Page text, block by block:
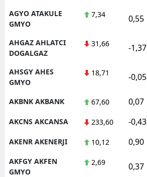
AGYO ATAKULE
GMYO
7,34 0,55
AHGAZ AHLATCI
DOGALGAZ
31,66 -1,37
AHSGY AHES
GMYO
18,71 -0,05
AKBNK AKBANK 67,60 0,07
AKCNS AKCANSA 233,60 -0,43
AKENR AKENERJI 10,12 0,90
AKFGY AKFEN
GMYO
2,69 0,37